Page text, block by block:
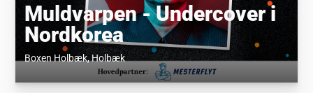
Muldvarpen - Undercover i
Nordkorea
Boxen Holbæk, Holbæk